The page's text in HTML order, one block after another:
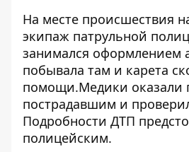
На месте происшествия
экипаж патрульной
занимался оформлением
побывала там и карета
помощи.Медики оказали
пострадавшим и
Подробности ДТП
полицейским.